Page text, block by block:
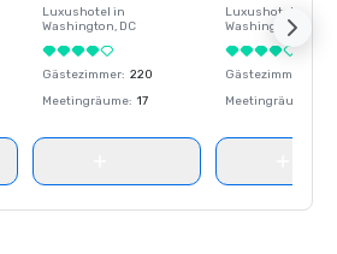
Luxushotel in
Washington, DC
Gästezimmer: 220
Meetingräume: 17
Luxushotel in
Washington
Gästezimmer
Meetingräume